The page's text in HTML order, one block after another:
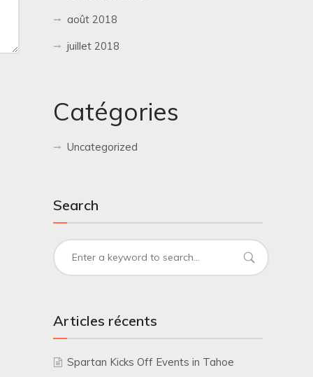
août 2018
juillet 2018
Catégories
Uncategorized
Search
Articles récents
Spartan Kicks Off Events in Tahoe